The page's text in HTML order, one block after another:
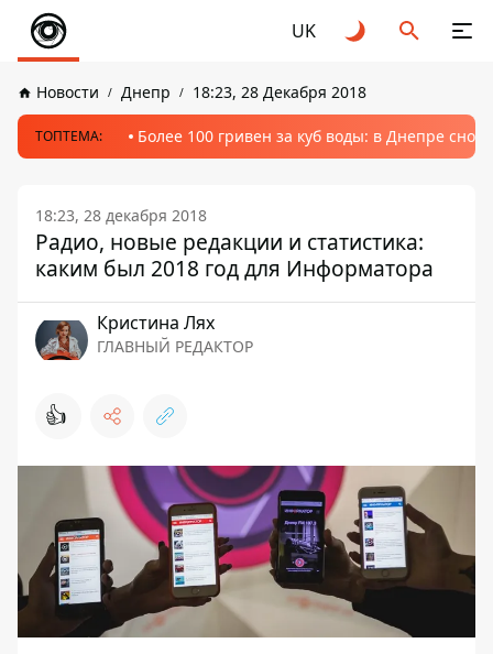
UK
Новости Днепр 18:23, 28 Декабря 2018
ТОПТЕМА: Более 100 гривен за куб воды: в Днепре
18:23, 28 декабря 2018
Радио, новые редакции и статистика:
каким был 2018 год для Информатора
Кристина Лях
ГЛАВНЫЙ РЕДАКТОР
👍